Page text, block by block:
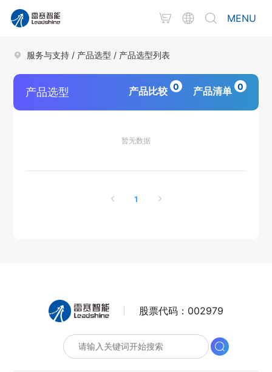
MENU
服务与支持 / 产品选型 / 产品选型列表
产品选型 产品比较 0 产品清单 0
暂无数据
1
股票代码： 002979